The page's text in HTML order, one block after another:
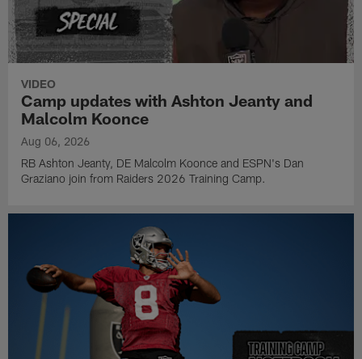
VIDEO
Camp updates with Ashton Jeanty and
Malcolm Koonce
Aug 06, 2026
RB Ashton Jeanty, DE Malcolm Koonce and ESPN's Dan
Graziano join from Raiders 2026 Training Camp.